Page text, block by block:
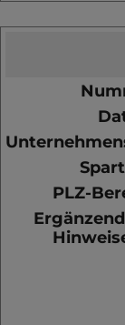
PLZ-